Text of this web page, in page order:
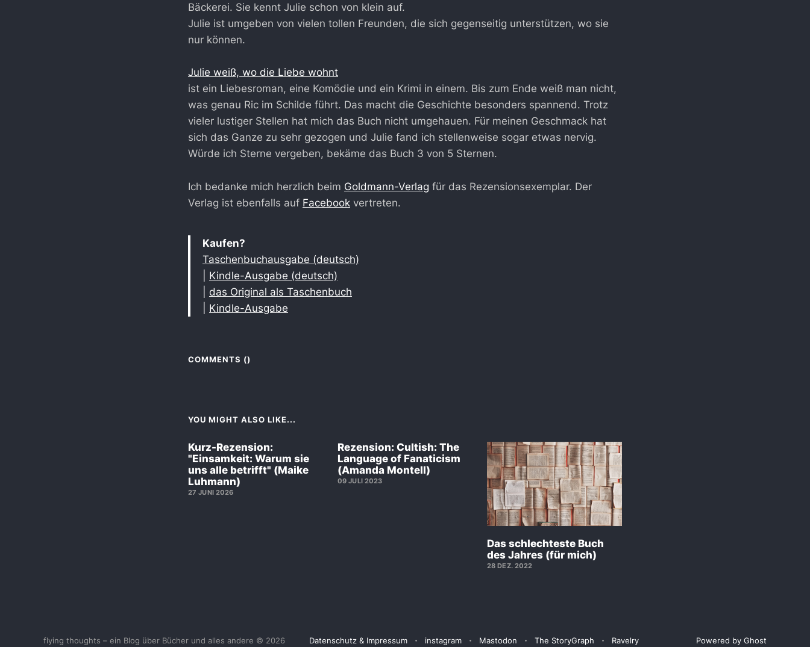
Bäckerei. Sie kennt Julie schon von klein auf.
Julie ist umgeben von vielen tollen Freunden, die sich gegenseitig unterstützen, wo sie
nur können.
Julie weiß, wo die Liebe wohnt
ist ein Liebesroman, eine Komödie und ein Krimi in einem. Bis zum Ende weiß man nicht,
was genau Ric im Schilde führt. Das macht die Geschichte besonders spannend. Trotz
vieler lustiger Stellen hat mich das Buch nicht umgehauen. Für meinen Geschmack hat
sich das Ganze zu sehr gezogen und Julie fand ich stellenweise sogar etwas nervig.
Würde ich Sterne vergeben, bekäme das Buch 3 von 5 Sternen.
Ich bedanke mich herzlich beim Goldmann-Verlag für das Rezensionsexemplar. Der
Verlag ist ebenfalls auf Facebook vertreten.
Kaufen?
Taschenbuchausgabe (deutsch)
Kindle-Ausgabe (deutsch)
das Original als Taschenbuch
Kindle-Ausgabe
COMMENTS ()
YOU MIGHT ALSO LIKE...
Kurz-Rezension:
"Einsamkeit: Warum sie
uns alle betrifft" (Maike
Luhmann)
27 JUNI 2026
Rezension: Cultish: The
Language of Fanaticism
(Amanda Montell)
09 JULI 2023
Das schlechteste Buch
des Jahres (für mich)
28 DEZ. 2022
flying thoughts – ein Blog über Bücher und alles andere © 2026 Datenschutz & Impressum instagram Mastodon The StoryGraph Ravelry Powered by Ghost